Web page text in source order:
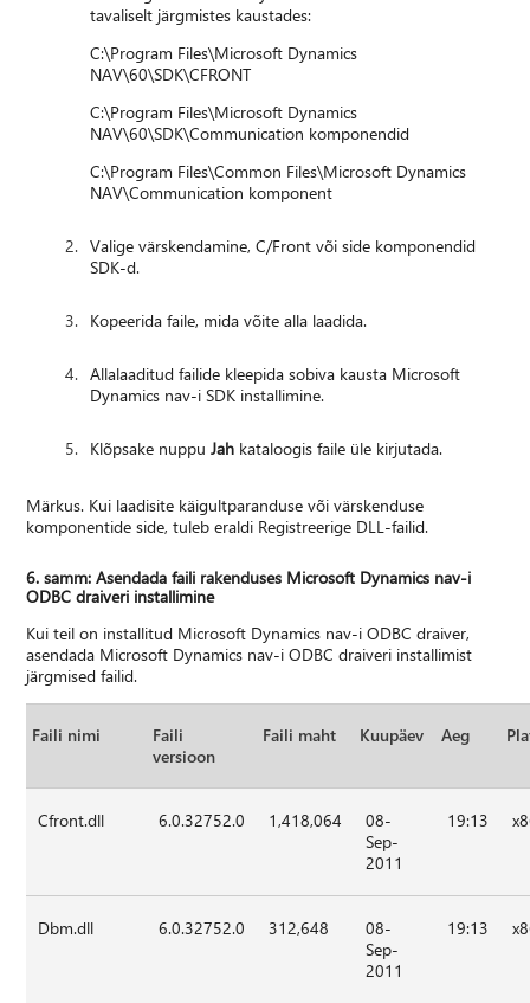
tavaliselt järgmistes kaustades:
C:\Program Files\Microsoft Dynamics
NAV\60\SDK\CFRONT
C:\Program Files\Microsoft Dynamics
NAV\60\SDK\Communication komponendid
C:\Program Files\Common Files\Microsoft Dynamics
NAV\Communication komponent
Valige värskendamine, C/Front või side komponendid
SDK-d.
Kopeerida faile, mida võite alla laadida.
Allalaaditud failide kleepida sobiva kausta Microsoft
Dynamics nav-i SDK installimine.
Klõpsake nuppuJah kataloogis faile üle kirjutada.
Märkus. Kui laadisite käigultparanduse või värskenduse
komponentide side, tuleb eraldi Registreerige DLL-failid.
6. samm: Asendada faili rakenduses Microsoft Dynamics nav-i
ODBC draiveri installimine
Kui teil on installitud Microsoft Dynamics nav-i ODBC draiver,
asendada Microsoft Dynamics nav-i ODBC draiveri installimist
järgmised failid.
Faili nimi
Faili
versioon
Faili maht Kuupäev Aeg
Cfront.dll 6.0.32752.0 1,418,064
08-
Sep-
2011
19:13
Dbm.dll 6.0.32752.0 312,648
08-
Sep-
2011
19:13